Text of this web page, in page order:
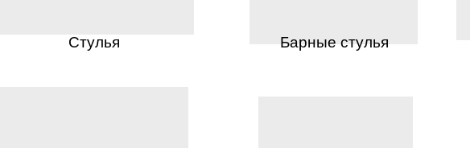
Стулья Барные стулья